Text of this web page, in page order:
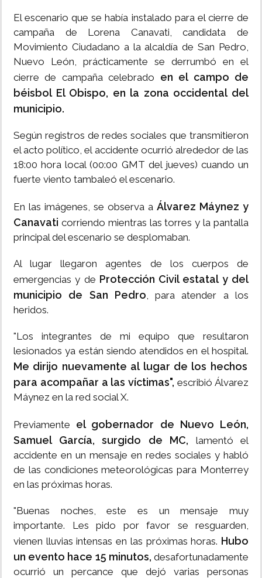
El escenario que se había instalado para el cierre de
campaña de Lorena Canavati, candidata de
Movimiento Ciudadano a la alcaldía de San Pedro,
Nuevo León, prácticamente se derrumbó en el
cierre de campaña celebrado en el campo de
béisbol El Obispo, en la zona occidental del
municipio.
Según registros de redes sociales que transmitieron
el acto político, el accidente ocurrió alrededor de las
18:00 hora local (00:00 GMT del jueves) cuando un
fuerte viento tambaleó el escenario.
En las imágenes, se observa a Álvarez Máynez y
Canavati corriendo mientras las torres y la pantalla
principal del escenario se desplomaban.
Al lugar llegaron agentes de los cuerpos de
emergencias y de Protección Civil estatal y del
municipio de San Pedro, para atender a los
heridos.
"Los integrantes de mi equipo que resultaron
lesionados ya están siendo atendidos en el hospital.
Me dirijo nuevamente al lugar de los hechos
para acompañar a las víctimas", escribió Álvarez
Máynez en la red social X.
Previamente el gobernador de Nuevo León,
Samuel García, surgido de MC, lamentó el
accidente en un mensaje en redes sociales y habló
de las condiciones meteorológicas para Monterrey
en las próximas horas.
"Buenas noches, este es un mensaje muy
importante. Les pido por favor se resguarden,
vienen lluvias intensas en las próximas horas. Hubo
un evento hace 15 minutos, desafortunadamente
ocurrió un percance que dejó varias personas